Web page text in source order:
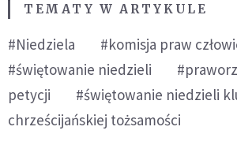
TEMATY W ARTYKULE
#Niedziela
#komisja praw
#świętowanie niedzieli
petycji
#świętowanie niedzieli
chrześcijańskiej tożsamości